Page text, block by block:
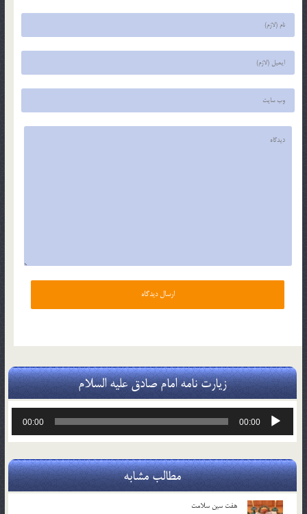
زیارت نامه امام صادق علیه السلام
پخش‌کننده
00:00
00:00
مطالب مشابه
هفت سين سلامت